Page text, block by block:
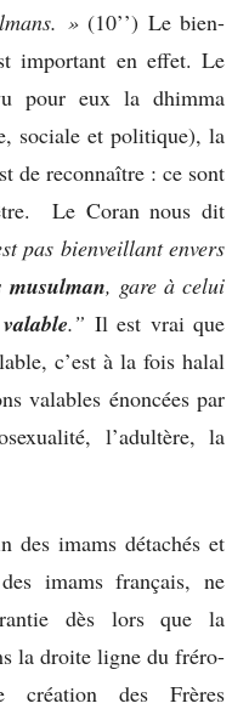
»(10’’) Le bien-
important en effet. Le
pour eux la dhimma
sociale et politique), la
de reconnaître : ce sont
Le Coran nous dit
pas bienveillant envers
musulman, gare à celui
.” Il est vrai que
c’est à la fois halal
valables énoncées par
l’adultère, la
des imams détachés et
imams français, ne
dès lors que la
la droite ligne du fréro-
création des Frères